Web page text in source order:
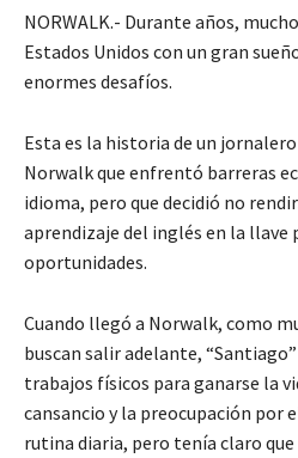
NORWALK.- Durante años,
Estados Unidos con un gran
enormes desafíos.
Esta es la historia de un
Norwalk que enfrentó barreras
idioma, pero que decidió no
aprendizaje del inglés en la llave
oportunidades.
Cuando llegó a Norwalk, como
buscan salir adelante,
trabajos físicos para ganarse la
cansancio y la preocupación por
rutina diaria, pero tenía claro